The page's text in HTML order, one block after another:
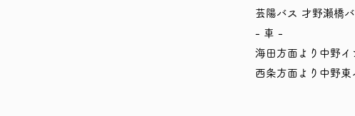
芸陽バス 才野瀬橋
- 車 -
海田方面より中野
西条方面より中野